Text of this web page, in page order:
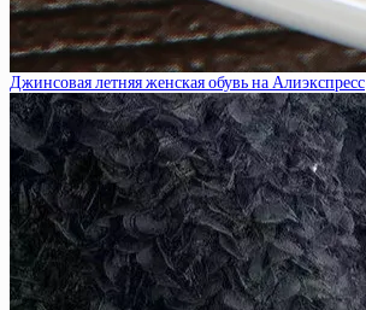
Джинсовая летняя женская обувь на Алиэкспресс